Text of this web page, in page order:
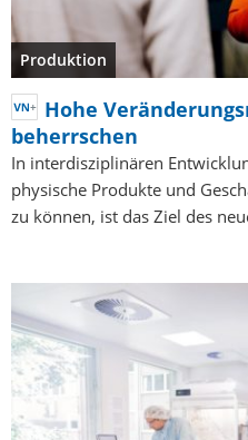
Produktion
Hohe
beherrschen
In interdisziplinären
physische Produkte und
zu können, ist das Ziel des